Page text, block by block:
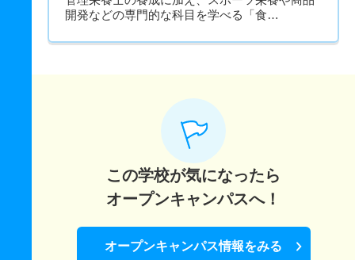
開発などの専門的な科目を学べる「食…
この学校が気になったら
オープンキャンパスへ！
オープンキャンパス情報をみる